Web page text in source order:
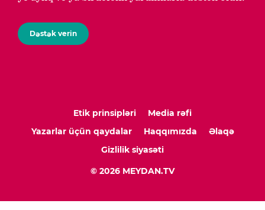
Dəstək verin
Etik prinsipləri
Media rəfi
Yazarlar üçün qaydalar
Haqqımızda
Əlaqə
Gizlilik siyasəti
© 2026 MEYDAN.TV